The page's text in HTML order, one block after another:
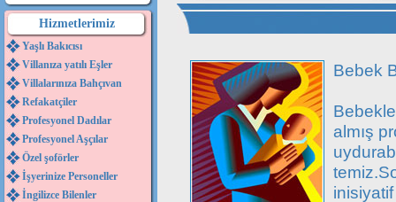
Hizmetlerimiz
Yaşlı Bakıcısı
Villanıza yatılı Eşler
Villalarınıza Bahçıvan
Refakatçiler
Profesyonel Dadılar
Profesyonel Aşçılar
Özel şoförler
İşyerinize Personeller
İngilizce Bilenler
Bebek
almış
inisiyatif